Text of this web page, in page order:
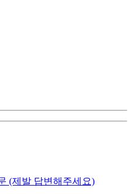
(제발 답변해주세요)